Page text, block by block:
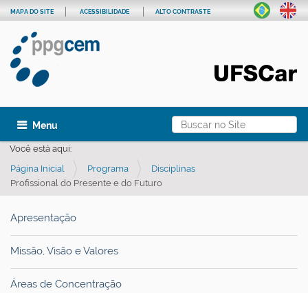
Busca
Busca Avançada…
MAPA DO SITE ACESSIBILIDADE ALTO CONTRASTE
Toggle navigation
Você está aqui:
Página Inicial
Programa
Disciplinas
Profissional do Presente e do Futuro
Apresentação
Missão, Visão e Valores
Áreas de Concentração